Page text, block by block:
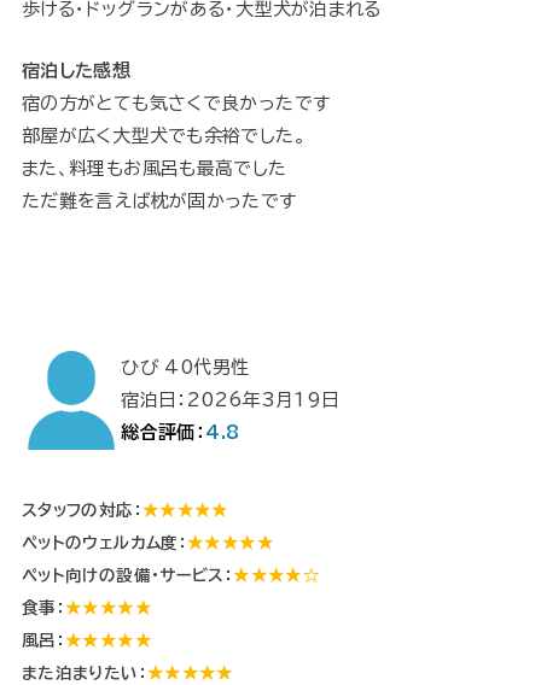
歩ける・ドッグランがある・大型犬が泊まれる
宿泊した感想
宿の方がとても気さくで良かったです
部屋が広く大型犬でも余裕でした。
また、料理もお風呂も最高でした
ただ難を言えば枕が固かったです
ひび 40代男性
宿泊日：2026年3月19日
総合評価： 4.8
スタッフの対応： ★★★★★
ペットのウェルカム度：★★★★★
ペット向けの設備・サービス：★★★★☆
食事：★★★★★
風呂：★★★★★
また泊まりたい： ★★★★★